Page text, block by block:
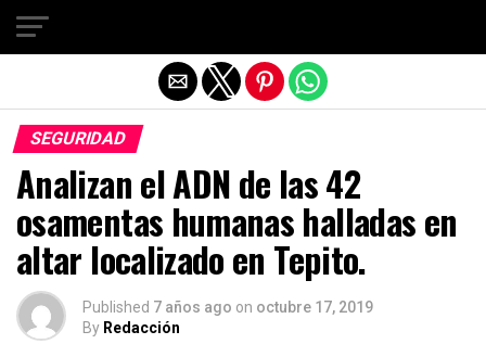
SEGURIDAD
Analizan el ADN de las 42
osamentas humanas halladas en
altar localizado en Tepito.
Published 7 años ago on octubre 17, 2019
By Redacción